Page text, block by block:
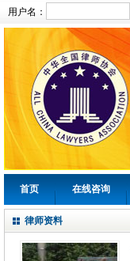
用户名：
首页 在线咨询
律师资料